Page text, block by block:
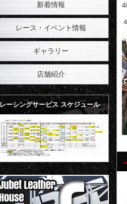
新着情報
レース・イベント情報
ギャラリー
店舗紹介
レーシングサービス スケジュール